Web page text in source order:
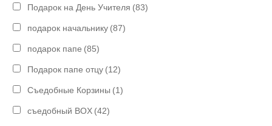
Подарок на День Учителя (83)
подарок начальнику (87)
подарок папе (85)
Подарок папе отцу (12)
Съедобные Корзины (1)
съедобный BOX (42)